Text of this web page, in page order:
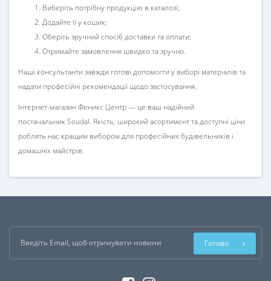
Виберіть потрібну продукцію в каталозі;
Додайте її у кошик;
Оберіть зручний спосіб доставки та оплати;
Отримайте замовлення швидко та зручно.
Наші консультанти завжди готові допомогти у виборі матеріалів та
надати професійні рекомендації щодо застосування.
Інтернет-магазинФеникс Центр— це ваш надійний
постачальник Soudal. Якість, широкий асортимент та доступні ціни
роблять нас кращим вибором для професійних будівельників і
домашніх майстрів.
Готово